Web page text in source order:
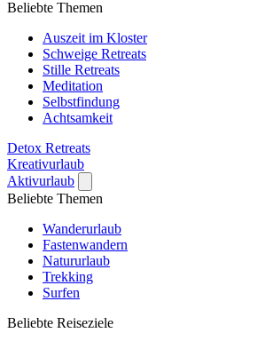
Beliebte Themen
Auszeit im Kloster
Schweige Retreats
Stille Retreats
Meditation
Selbstfindung
Achtsamkeit
Detox Retreats
Kreativurlaub
Aktivurlaub
Beliebte Themen
Wanderurlaub
Fastenwandern
Natururlaub
Trekking
Surfen
Beliebte Reiseziele